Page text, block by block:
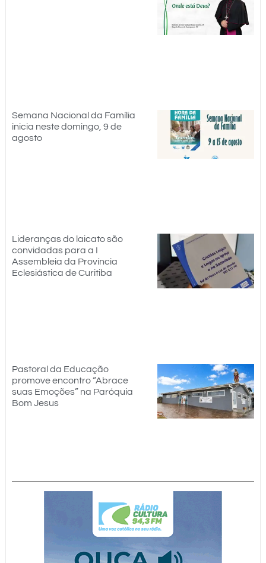
Semana Nacional da Família
inicia neste domingo, 9 de
agosto
Lideranças do laicato são
convidadas para a I
Assembleia da Província
Eclesiástica de Curitiba
Pastoral da Educação
promove encontro “Abrace
suas Emoções” na Paróquia
Bom Jesus